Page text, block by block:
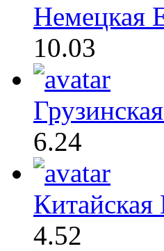
Немецкая
10.03
6.24
4.52